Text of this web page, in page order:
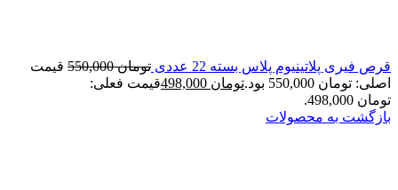
قرص فیری پلاتینیوم پلاس بسته 22 عددی تومان550,000
قیمت
اصلی: تومان 550,000 بود.
تومان
قیمت فعلی:
تومان 498,000.
بازگشت به محصولات